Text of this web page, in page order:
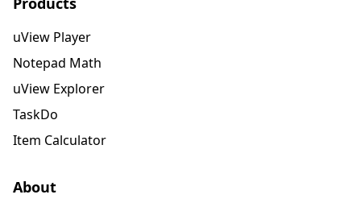
uView Player
Notepad Math
uView Explorer
TaskDo
Item Calculator
About